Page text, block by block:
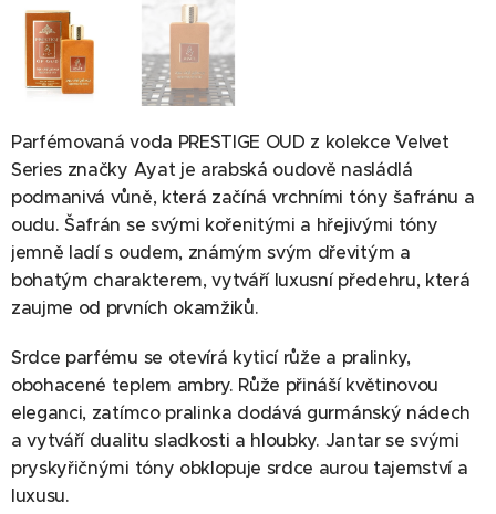
Parfémovaná voda PRESTIGE OUD z kolekce Velvet
Series značky Ayat je arabská oudově nasládlá
podmanivá vůně, která začíná vrchními tóny šafránu a
oudu. Šafrán se svými kořenitými a hřejivými tóny
jemně ladí s oudem, známým svým dřevitým a
bohatým charakterem, vytváří luxusní předehru, která
zaujme od prvních okamžiků.
Srdce parfému se otevírá kyticí růže a pralinky,
obohacené teplem ambry. Růže přináší květinovou
eleganci, zatímco pralinka dodává gurmánský nádech
a vytváří dualitu sladkosti a hloubky. Jantar se svými
pryskyřičnými tóny obklopuje srdce aurou tajemství a
luxusu.